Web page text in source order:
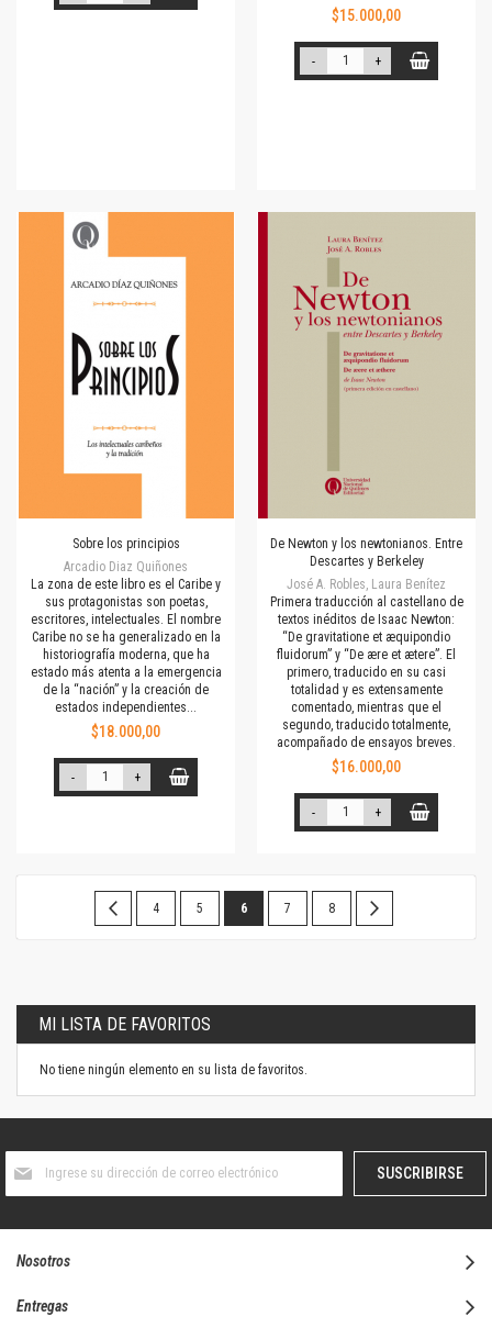
$15.000,00
- +
Sobre los principios
Arcadio Diaz Quiñones
La zona de este libro es el Caribe y
sus protagonistas son poetas,
escritores, intelectuales. El nombre
Caribe no se ha generalizado en la
historiografía moderna, que ha
estado más atenta a la emergencia
de la “nación” y la creación de
estados independientes...
$18.000,00
- +
De Newton y los newtonianos. Entre
Descartes y Berkeley
José A. Robles, Laura Benítez
Primera traducción al castellano de
textos inéditos de Isaac Newton:
“De gravitatione et æquipondio
fluidorum” y “De ære et ætere”. El
primero, traducido en su casi
totalidad y es extensamente
comentado, mientras que el
segundo, traducido totalmente,
acompañado de ensayos breves.
$16.000,00
- +
Página
Página
AnteriorPágina
4 Página
5 Estás
página
6 Página
7 Página
8
MI LISTA DE FAVORITOS
No tiene ningún elemento en su lista de favoritos.
boletín
SUSCRIBIRSE
Nosotros
Entregas